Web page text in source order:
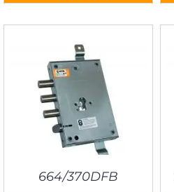
664/370DFB